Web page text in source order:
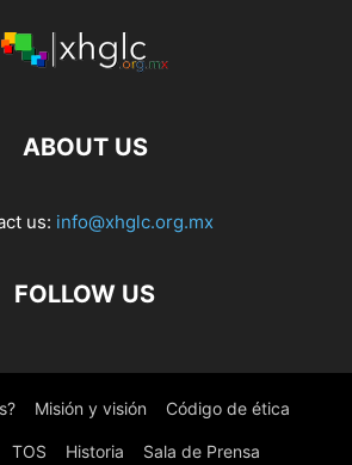
ABOUT US
us: info@xhglc.org.mx
FOLLOW US
Misión y visión Código de ética
TOS Historia Sala de Prensa